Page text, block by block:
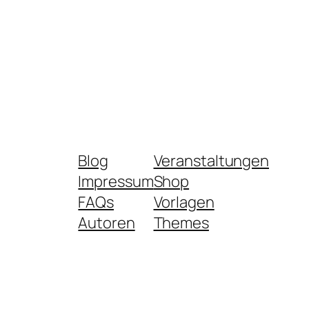
Blog
Impressum
FAQs
Autoren
Veranstaltungen
Shop
Vorlagen
Themes